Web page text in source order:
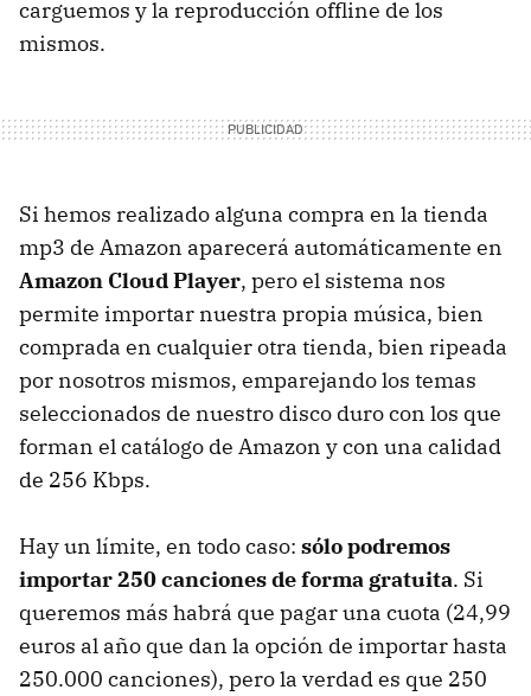
carguemos y la reproducción offline de los
mismos.
Si hemos realizado alguna compra en la tienda
mp3 de Amazon aparecerá automáticamente en
Amazon Cloud Player, pero el sistema nos
permite importar nuestra propia música, bien
comprada en cualquier otra tienda, bien ripeada
por nosotros mismos, emparejando los temas
seleccionados de nuestro disco duro con los que
forman el catálogo de Amazon y con una calidad
de 256 Kbps.
Hay un límite, en todo caso: sólo podremos
importar 250 canciones de forma gratuita. Si
queremos más habrá que pagar una cuota (24,99
euros al año que dan la opción de importar hasta
250.000 canciones), pero la verdad es que 250